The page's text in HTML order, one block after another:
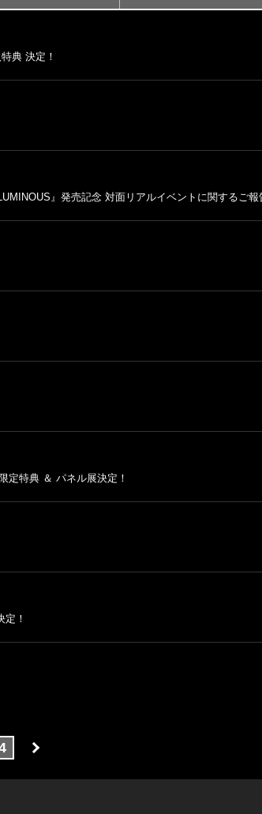
典 決定！
』発売記念 対面リアルイベントに関するご報
定特典 ＆ パネル展決定！
！